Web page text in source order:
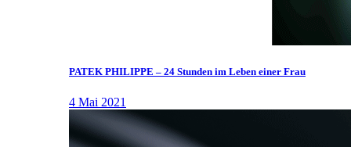
PATEK PHILIPPE – 24 Stunden im Leben einer Frau
4 Mai 2021